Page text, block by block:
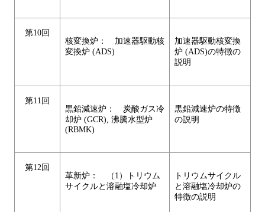
第10回
核変換炉： 加速器駆動核
変換炉 (ADS)
加速器駆動核変換
炉 (ADS)の特徴の
説明
第11回
黒鉛減速炉： 炭酸ガス冷
却炉 (GCR), 沸騰水型炉
(RBMK)
黒鉛減速炉の特徴
の説明
第12回
革新炉： （1）トリウム
サイクルと溶融塩冷却炉
トリウムサイクル
と溶融塩冷却炉の
特徴の説明